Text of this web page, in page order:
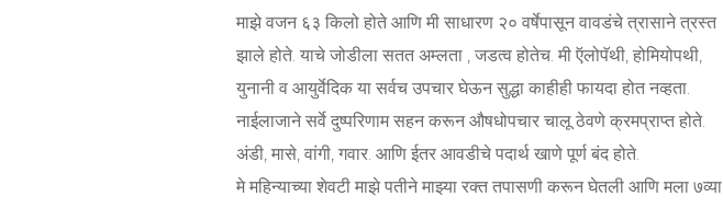
माझे वजन ६३ किलो होते आणि मी साधारण २० वर्षेपासून वावडंचे त्रासाने त्रस्त
झाले होते. याचे जोडीला सतत अम्लता , जडत्व होतेच. मी ऍलोपॅथी, होमियोपथी,
युनानी व आयुर्वेदिक या सर्वच उपचार घेऊन सुद्धा काहीही फायदा होत नव्हता.
नाईलाजाने सर्वे दुष्परिणाम सहन करून औषधोपचार चालू ठेवणे क्रमप्राप्त होते.
अंडी, मासे, वांगी, गवार. आणि ईतर आवडीचे पदार्थ खाणे पूर्ण बंद होते.
मे महिन्याच्या शेवटी माझे पतीने माझ्या रक्त तपासणी करून घेतली आणि मला ७व्या